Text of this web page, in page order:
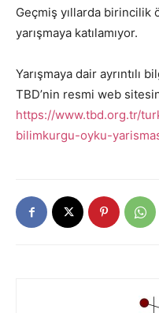
Geçmiş yıllarda birincilik
yarışmaya katılamıyor.
Yarışmaya dair ayrıntılı
TBD’nin resmi web
https://www.tbd.org.tr/
bilimkurgu-oyku-